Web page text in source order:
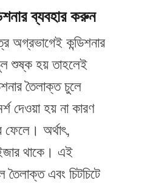
ব্যবহার করুন
অগ্রভাগেই কন্ডিশনার
শুষ্ক হয় তাহলেই
তৈলাক্ত চুলে
দেওয়া হয় না কারণ
অর্থাৎ,
থাকে। এই
তৈলাক্ত এবং চিটচিটে